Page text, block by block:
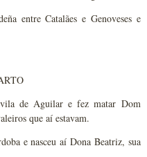
entre Catalães e Genoveses e
de Aguilar e fez matar Dom
que aí estavam.
e nasceu aí Dona Beatriz, sua